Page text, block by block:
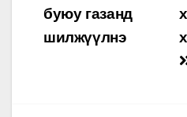
буюу газанд
шилжүүлнэ